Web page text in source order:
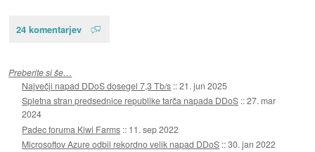
24 komentarjev
Preberite si še…
Največji napad DDoS dosegel 7,3 Tb/s ::21. jun 2025
Spletna stran predsednice republike tarča napada DDoS ::27. mar
2024
Padec foruma Kiwi Farms :: 11. sep 2022
Microsoftov Azure odbil rekordno velik napad DDoS ::30. jan 2022